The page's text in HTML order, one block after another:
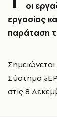
οι
εργασίας
παράταση
Σύστημα
στις 8